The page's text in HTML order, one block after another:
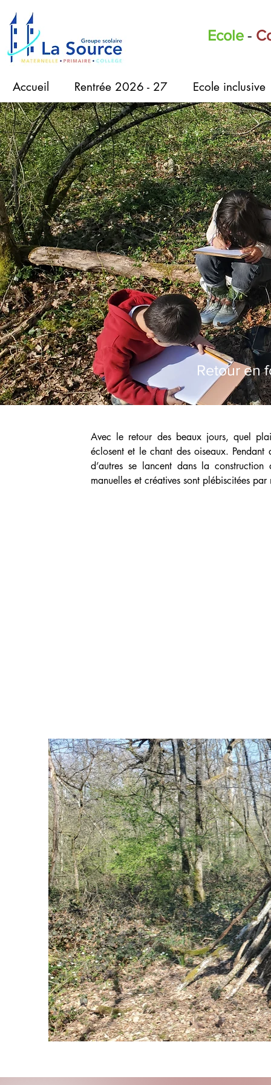
Ecole -
Accueil Rentrée 2026 - 27 Ecole inclusive
Retour en
Avec le retour des beaux jours, quel
éclosent et le chant des oiseaux.
d’autres se lancent dans la
manuelles et créatives sont plébiscitées par